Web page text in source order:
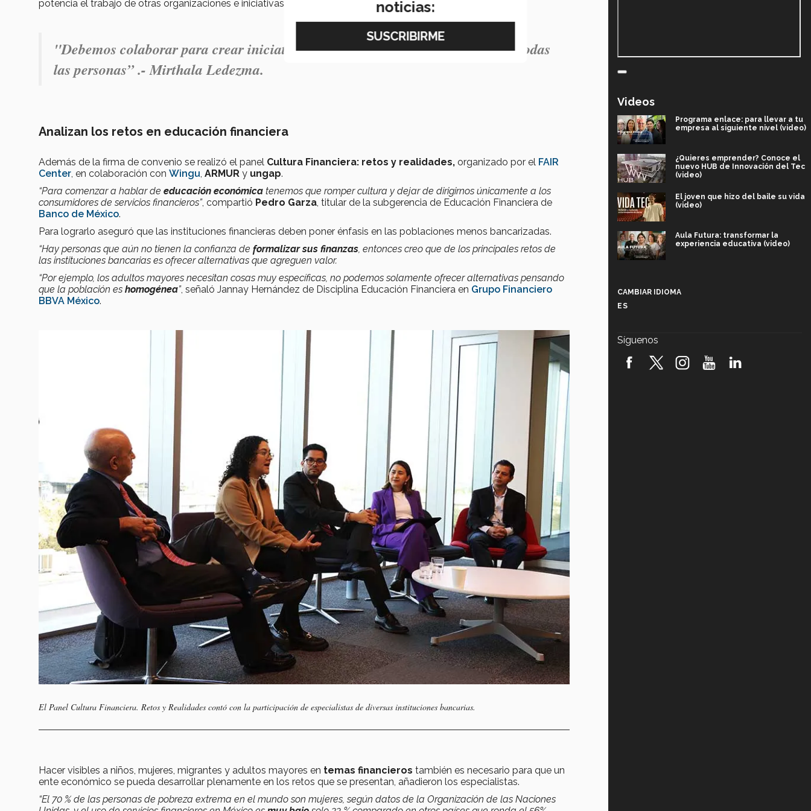
potencia el trabajo de otras organizaciones e iniciativas sociales a partir de la innovación y la tecnología.
"Debemos colaborar para crear iniciativas que propicien la prosperidad para todas
las personas” .- Mirthala Ledezma.
Analizan los retos en educación financiera
Además de la firma de convenio se realizó el panel Cultura Financiera: retos y realidades, organizado por el FAIR
Center, en colaboración con Wingu, ARMUR y ungap.
“Para comenzar a hablar de educación económica tenemos que romper cultura y dejar de dirigirnos únicamente a los
consumidores de servicios financieros”, compartió Pedro Garza, titular de la subgerencia de Educación Financiera de
Banco de México.
Para lograrlo aseguró que las instituciones financieras deben poner énfasis en las poblaciones menos bancarizadas.
“Hay personas que aún no tienen la confianza de formalizar sus finanzas, entonces creo que de los principales retos de
las instituciones bancarias es ofrecer alternativas que agreguen valor.
“Por ejemplo, los adultos mayores necesitan cosas muy específicas, no podemos solamente ofrecer alternativas pensando
que la población es homogénea”, señaló Jannay Hernández de Disciplina Educación Financiera en Grupo Financiero
BBVA México.
El Panel Cultura Financiera. Retos y Realidades contó con la participación de especialistas de diversas instituciones bancarias.
Hacer visibles a niños, mujeres, migrantes y adultos mayores en temas financieros también es necesario para que un
ente económico se pueda desarrollar plenamente en los retos que se presentan, añadieron los especialistas.
“El 70 % de las personas de pobreza extrema en el mundo son mujeres, según datos de la Organización de las Naciones
Videos
Programa enlace: para llevar a tu
empresa al siguiente nivel (video)
¿Quieres emprender? Conoce el
nuevo HUB de Innovación del Tec
(video)
El joven que hizo del baile su vida
(video)
Aula Futura: transformar la
experiencia educativa (video)
robótica FIRST 2026! (video)
CAMBIAR IDIOMA
ES
Síguenos
noticias: